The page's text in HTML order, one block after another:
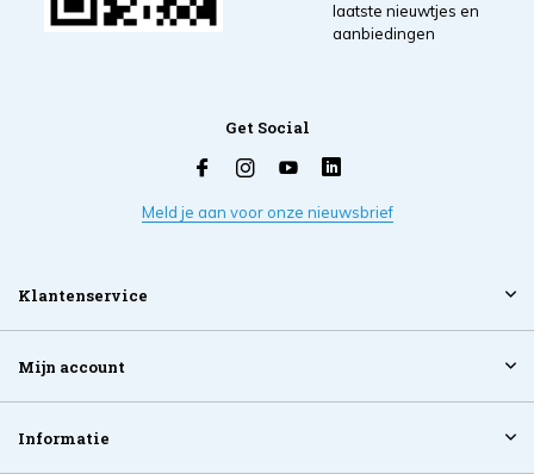
laatste nieuwtjes en
aanbiedingen
Get Social
Meld je aan voor onze nieuwsbrief
Klantenservice
Mijn account
Informatie